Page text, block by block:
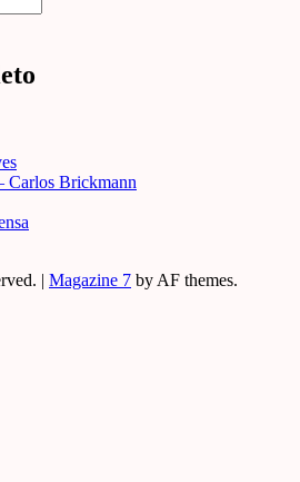
Carlos Brickmann
| Magazine 7 by AF themes.